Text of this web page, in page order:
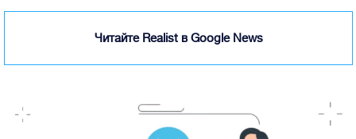
Читайте Realist в Google News